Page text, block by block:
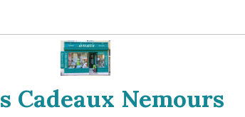
Cadeaux Nemours